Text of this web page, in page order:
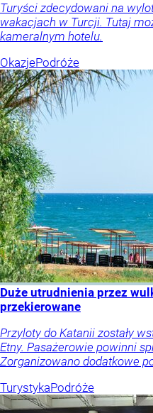
Turyści zdecydowani na
wakacjach w Turcji. Tutaj
kameralnym hotelu.
OkazjePodróże
Duże utrudnienia przez
przekierowane
Przyloty do Katanii zostały
Etny. Pasażerowie powinni
Zorganizowano dodatkowe
TurystykaPodróże